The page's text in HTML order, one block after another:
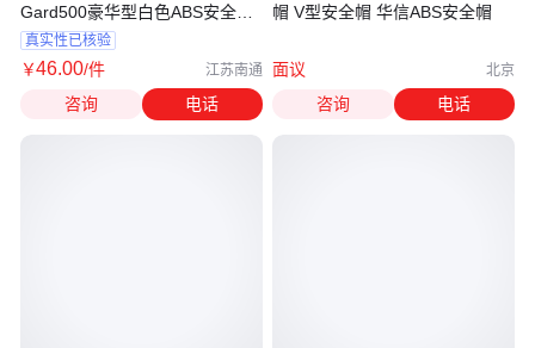
Gard500豪华型白色ABS安全帽
安全帽
真实性已核验
￥46.00/件 江苏南通
咨询 电话
帽 V型安全帽 华信ABS安全帽
面议 北京
咨询 电话